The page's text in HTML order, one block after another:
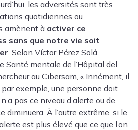
les adversités sont très
quotidiennes ou
amènent à activer ce
sans que notre vie soit
. Selon Víctor Pérez Solá,
Santé mentale de l’Hôpital del
au Cibersam, « Innément, il
par exemple, une personne doit
pas ce niveau d’alerte ou de
diminuera. À l’autre extrême, si le
est plus élevé que ce que l’on